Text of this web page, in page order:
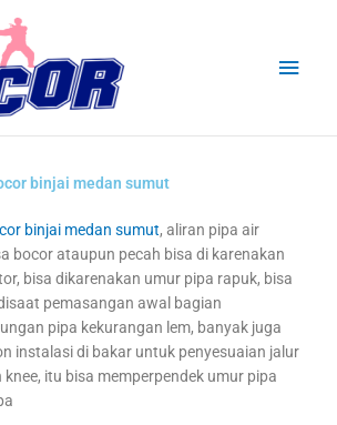
binjai medan sumut
binjai medan sumut, aliran pipa air
bocor ataupun pecah bisa di karenakan
bisa dikarenakan umur pipa rapuk, bisa
pemasangan awal bagian
pipa kekurangan lem, banyak juga
instalasi di bakar untuk penyesuaian jalur
itu bisa memperpendek umur pipa